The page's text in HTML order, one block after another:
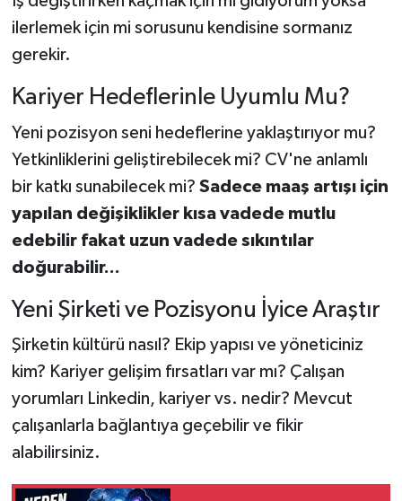
ilerlemek için mi sorusunu kendisine sormanız
gerekir.
Kariyer Hedeflerinle Uyumlu Mu?
Yeni pozisyon seni hedeflerine yaklaştırıyor mu?
Yetkinliklerini geliştirebilecek mi? CV'ne anlamlı
bir katkı sunabilecek mi? Sadece maaş artışı için
yapılan değişiklikler kısa vadede mutlu
edebilir fakat uzun vadede sıkıntılar
doğurabilir...
Yeni Şirketi ve Pozisyonu İyice Araştır
Şirketin kültürü nasıl? Ekip yapısı ve yöneticiniz
kim? Kariyer gelişim fırsatları var mı? Çalışan
yorumları Linkedin, kariyer vs. nedir? Mevcut
çalışanlarla bağlantıya geçebilir ve fikir
alabilirsiniz.